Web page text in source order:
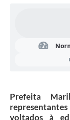
Prefeita
voltados à